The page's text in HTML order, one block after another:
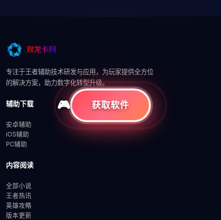
专注于王者辅助技术研发与应用，为玩家提供全方位
的解决方案，助力数字化转型升级。
辅助下载
安卓辅助
iOS辅助
PC辅助
内容阅读
全部小说
王者热讯
英雄攻略
版本更新
获取软件